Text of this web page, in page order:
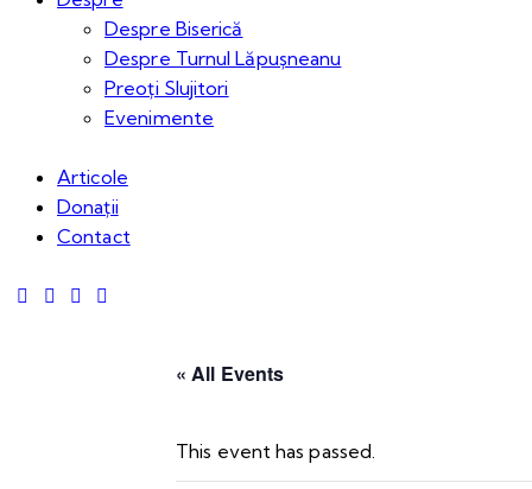
Despre Biserică
Despre Turnul Lăpușneanu
Preoți Slujitori
Evenimente
Articole
Donații
Contact
« All Events
This event has passed.